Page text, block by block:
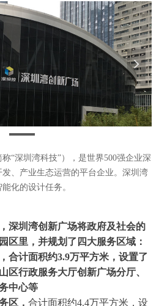
深圳湾创新广场将政府及社会的
区里，并规划了四大服务区域：
，合计面积约3.9万平方米，设置了
区行政服务大厅创新广场分厅、
中心等
区， 合计面积约4.4万平方米，设
넲
“深圳湾科技”），是世界500强企业深
、产业生态运营的平台企业。深圳湾
化的设计任务。